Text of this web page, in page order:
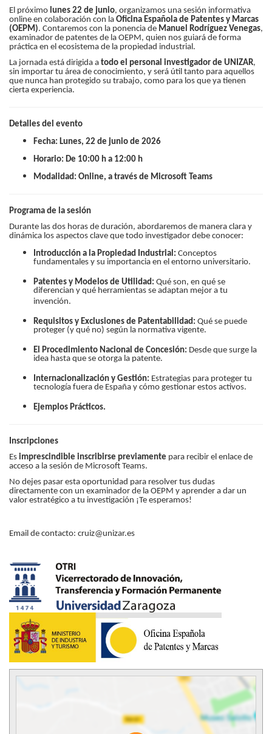
El próximo lunes 22 de junio, organizamos una sesión informativa
online en colaboración con la Oficina Española de Patentes y Marcas
(OEPM). Contaremos con la ponencia de Manuel Rodríguez Venegas,
examinador de patentes de la OEPM, quien nos guiará de forma
práctica en el ecosistema de la propiedad industrial.
La jornada está dirigida a todo el personal investigador de UNIZAR,
sin importar tu área de conocimiento, y será útil tanto para aquellos
que nunca han protegido su trabajo, como para los que ya tienen
cierta experiencia.
Detalles del evento
Fecha: Lunes, 22 de junio de 2026
Horario: De 10:00 h a 12:00 h
Modalidad: Online, a través de Microsoft Teams
Programa de la sesión
Durante las dos horas de duración, abordaremos de manera clara y
dinámica los aspectos clave que todo investigador debe conocer:
Introducción a la Propiedad Industrial: Conceptos
fundamentales y su importancia en el entorno universitario.
Patentes y Modelos de Utilidad: Qué son, en qué se
diferencian y qué herramientas se adaptan mejor a tu
invención.
Requisitos y Exclusiones de Patentabilidad: Qué se puede
proteger (y qué no) según la normativa vigente.
El Procedimiento Nacional de Concesión: Desde que surge la
idea hasta que se otorga la patente.
Internacionalización y Gestión: Estrategias para proteger tu
tecnología fuera de España y cómo gestionar estos activos.
Ejemplos Prácticos.
Inscripciones
Es imprescindible inscribirse previamente para recibir el enlace de
acceso a la sesión de Microsoft Teams.
No dejes pasar esta oportunidad para resolver tus dudas
directamente con un examinador de la OEPM y aprender a dar un
valor estratégico a tu investigación ¡Te esperamos!
Email de contacto: cruiz@unizar.es